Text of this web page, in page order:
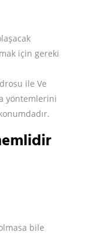
için gereki
ile Ve
yöntemlerini
bile